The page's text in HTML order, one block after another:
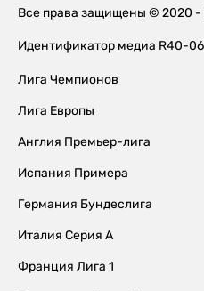
Все права защищены © 2020
Идентификатор медиа R40-
Лига Чемпионов
Лига Европы
Англия Премьер-лига
Испания Примера
Германия Бундеслига
Италия Серия А
Франция Лига 1